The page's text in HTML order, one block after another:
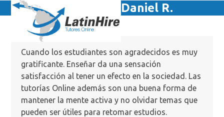
Skip
to
content
Open
mobile
Close
mobile
Daniel R.
Cuando los estudiantes son agradecidos es muy
gratificante. Enseñar da una sensación
satisfacción al tener un efecto en la sociedad. Las
tutorías Online además son una buena forma de
mantener la mente activa y no olvidar temas que
pueden ser útiles para retomar estudios.